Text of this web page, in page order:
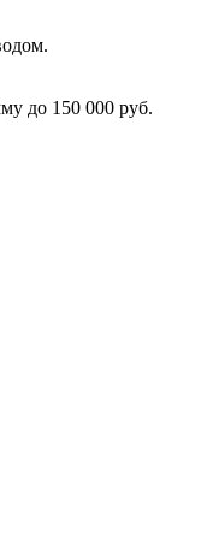
до 150 000 руб.